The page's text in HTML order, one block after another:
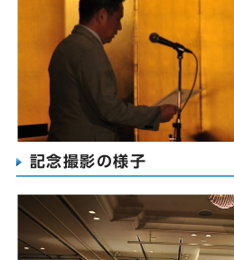
記念撮影の様子